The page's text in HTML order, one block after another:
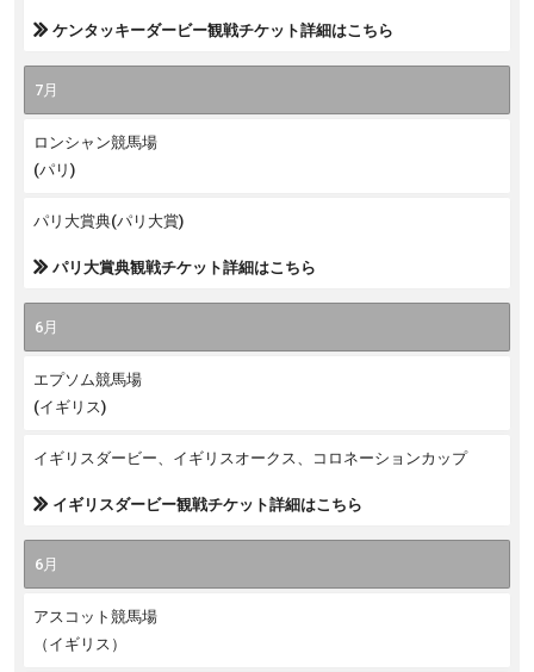
ケンタッキーダービー観戦チケット詳細はこちら
7月
ロンシャン競馬場
(パリ)
パリ大賞典(パリ大賞)
パリ大賞典観戦チケット詳細はこちら
6月
エプソム競馬場
(イギリス)
イギリスダービー、イギリスオークス、コロネーションカップ
イギリスダービー観戦チケット詳細はこちら
6月
アスコット競馬場
（イギリス）